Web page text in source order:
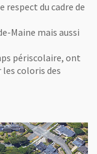
respect du cadre de
Maine mais aussi
périscolaire, ont
coloris des